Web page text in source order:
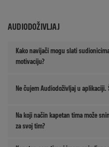
AUDIODOŽIVLJAJ
Kako navijači mogu slati
motivaciju?
Ne čujem Audiodoživljaj u
Na koji način kapetan tima može
za svoj tim?